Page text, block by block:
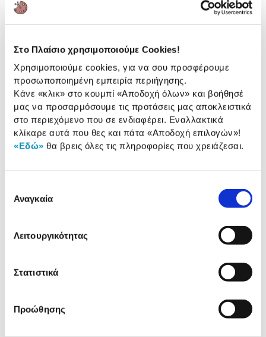
Στο Πλαίσιο χρησιμοποιούμε Cookies!
Χρησιμοποιούμε cookies, για να σου προσφέρουμε
προσωποποιημένη εμπειρία περιήγησης.
Κάνε «κλικ» στο κουμπί «Αποδοχή όλων» και βοήθησέ
μας να προσαρμόσουμε τις προτάσεις μας αποκλειστικά
στο περιεχόμενο που σε ενδιαφέρει. Εναλλακτικά
κλίκαρε αυτά που θες και πάτα «Αποδοχή επιλογών»!
«Εδώ» θα βρεις όλες τις πληροφορίες που χρειάζεσαι.
συγκατάθεσης
Αναγκαία
Λειτουργικότητας
Στατιστικά
Προώθησης
Χαρακτηριστικά
Καταλληλότητα Ατόμων:
Χωρητικότητα: 80 Lt
Αναλυτική
Χαρακτηριστικά
Αξιολογήσεις
Αξιολογήσεις
Δες τι κλίκαραν όσοι είδαν το ίδιο